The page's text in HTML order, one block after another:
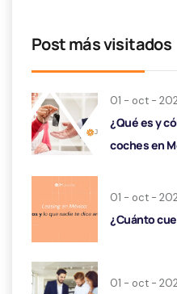
Post más visitados
01 - oct -
¿Qué es y
coches en
01 - oct -
¿Cuánto
01 - oct -